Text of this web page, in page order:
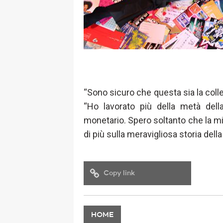
“Sono sicuro che questa sia la
“Ho lavorato più della metà
monetario. Spero soltanto che la
di più sulla meravigliosa storia
Copy link
HOME